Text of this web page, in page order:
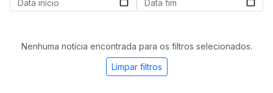
Nenhuma notícia encontrada para os filtros selecionados.
Limpar filtros